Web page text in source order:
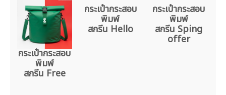
กระเป๋ากระสอบ
พิมพ์
สกรีน Free
กระเป๋ากระสอบ
พิมพ์
สกรีน Hello
กระเป๋ากระสอบ
พิมพ์
สกรีน Sping
offer